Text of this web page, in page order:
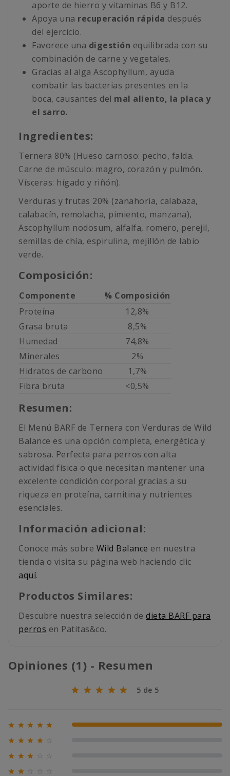
aporte de hierro y vitaminas B6 y B12.
Apoya una recuperación rápida después
del ejercicio.
Favorece una digestión equilibrada con su
combinación de carne y vegetales.
Gracias al alga Ascophyllum, ayuda
combatir las bacterias presentes en la
boca, causantes del mal aliento, la placa y
el sarro.
Ingredientes:
Ternera 80% (Hueso carnoso: pecho, falda.
Carne de músculo: magro, corazón y pulmón.
Vísceras: hígado y riñón).
Verduras y frutas 20% (zanahoria, calabaza,
calabacín, remolacha, pimiento, manzana),
Ascophyllum nodosum, alfalfa, romero, perejil,
semillas de chía, espirulina, mejillón de labio
verde.
Composición:
Componente
% Composición
Proteína
12,8%
Grasa bruta
8,5%
Humedad
74,8%
Minerales
2%
Hidratos de carbono
1,7%
Fibra bruta
<0,5%
Resumen:
El Menú BARF de Ternera con Verduras de Wild
Balance es una opción completa, energética y
sabrosa. Perfecta para perros con alta
actividad física o que necesitan mantener una
excelente condición corporal gracias a su
riqueza en proteína, carnitina y nutrientes
esenciales.
Información adicional:
Conoce más sobre Wild Balance en nuestra
tienda o visita su página web haciendo clic
aquí.
Productos Similares:
Descubre nuestra selección de dieta BARF para
perros en Patitas&co.
Opiniones (1) - Resumen
5 de 5
     100% (1)
   
  
 